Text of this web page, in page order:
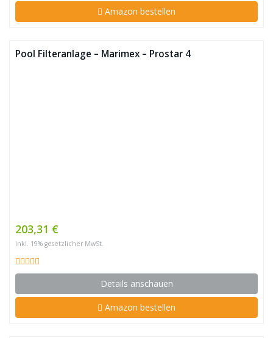
Amazon bestellen
Pool Filteranlage – Marimex – Prostar 4
203,31 €
inkl. 19% gesetzlicher MwSt.
Details anschauen
Amazon bestellen